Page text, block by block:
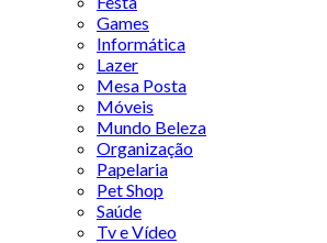
Games
Informática
Lazer
Mesa Posta
Móveis
Mundo Beleza
Organização
Papelaria
Pet Shop
Saúde
Tv e Vídeo